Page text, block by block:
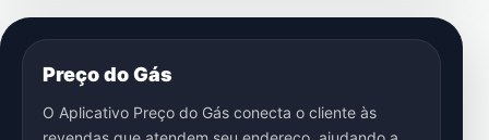
Preço do Gás
O Aplicativo Preço do Gás conecta o cliente às